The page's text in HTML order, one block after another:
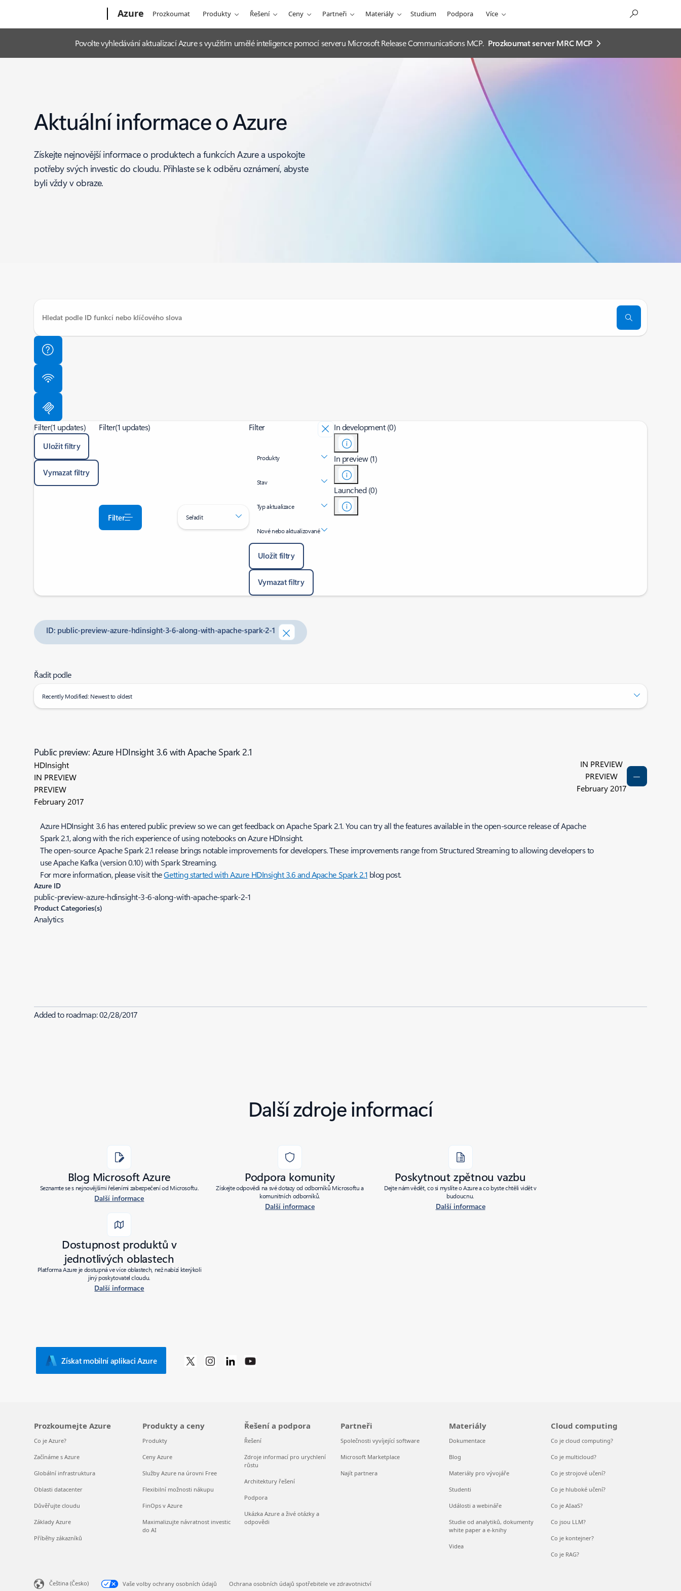
Azure Prozkoumat Produkty Řešení Ceny Partneři Materiály Studium Podpora Více
Povolte vyhledávání aktualizací Azure s využitím umělé inteligence pomocí serveru Microsoft Release Communications MCP. Prozkoumat server MRC MCP
Aktuální informace o Azure
Získejte nejnovější informace o produktech a funkcích Azure a uspokojte
potřeby svých investic do cloudu. Přihlaste se k odběru oznámení, abyste
byli vždy v obraze.
Filter(1 updates)
Uložit filtry
Vymazat filtry
Filter(1 updates)
Filter Seřadit
Filter
Produkty
Stav
Typ aktualizace
Nové nebo aktualizované
Uložit filtry
Vymazat filtry
In development (0)
In preview (1)
Launched (0)
ID: public-preview-azure-hdinsight-3-6-along-with-apache-spark-2-1
Řadit podle
Recently Modified: Newest to oldest
Public preview: Azure HDInsight 3.6 with Apache Spark 2.1
HDInsight
IN PREVIEW
PREVIEW
February 2017
IN PREVIEW
PREVIEW
February 2017
Azure HDInsight 3.6 has entered public preview so we can get feedback on Apache Spark 2.1. You can try all the features available in the open-source release of Apache
Spark 2.1, along with the rich experience of using notebooks on Azure HDInsight.
The open-source Apache Spark 2.1 release brings notable improvements for developers. These improvements range from Structured Streaming to allowing developers to
use Apache Kafka (version 0.10) with Spark Streaming.
For more information, please visit theGetting started with Azure HDInsight 3.6 and Apache Spark 2.1 blog post.
Azure ID
public-preview-azure-hdinsight-3-6-along-with-apache-spark-2-1
Product Categories(s)
Analytics
Added to roadmap:02/28/2017
Další zdroje informací
Blog Microsoft Azure
Seznamte se s nejnovějšími řešeními zabezpečení od Microsoftu.
Další informace
Podpora komunity
Získejte odpovědi na své dotazy od odborníků Microsoftu a
komunitních odborníků.
Další informace
Poskytnout zpětnou vazbu
Dejte nám vědět, co si myslíte o Azure a co byste chtěli vidět v
budoucnu.
Další informace
Dostupnost produktů v
jednotlivých oblastech
Platforma Azure je dostupná ve více oblastech, než nabízí kterýkoli
jiný poskytovatel cloudu.
Další informace
Získat mobilní aplikaci Azure
Prozkoumejte Azure
Co je Azure?
Začínáme s Azure
Globální infrastruktura
Oblasti datacenter
Důvěřujte cloudu
Základy Azure
Příběhy zákazníků
Produkty a ceny
Produkty
Ceny Azure
Služby Azure na úrovni Free
Flexibilní možnosti nákupu
FinOps v Azure
Maximalizujte návratnost investic
do AI
Řešení a podpora
Řešení
Zdroje informací pro urychlení
růstu
Architektury řešení
Podpora
Ukázka Azure a živé otázky a
odpovědi
Partneři
Společnosti vyvíjející software
Microsoft Marketplace
Najít partnera
Materiály
Dokumentace
Blog
Materiály pro vývojáře
Studenti
Události a webináře
Studie od analytiků, dokumenty
white paper a e-knihy
Videa
Cloud computing
Co je cloud computing?
Co je multicloud?
Co je strojové učení?
Co je hluboké učení?
Co je AIaaS?
Co jsou LLM?
Co je kontejner?
Co je RAG?
Čeština (Česko) Vaše volby ochrany osobních údajů Ochrana osobních údajů spotřebitele ve zdravotnictví